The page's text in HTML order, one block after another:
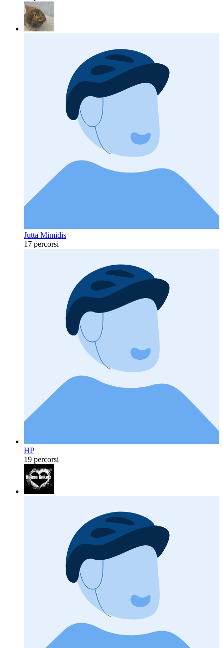
Jutta Mimidis
17 percorsi
HP
19 percorsi